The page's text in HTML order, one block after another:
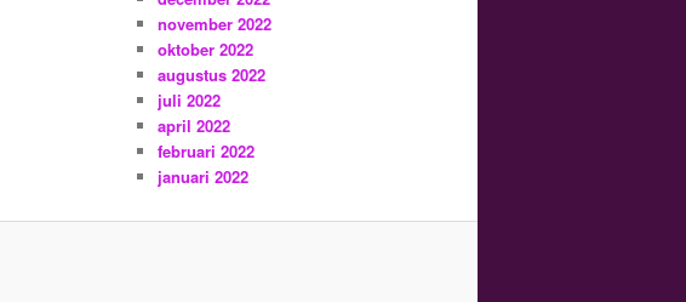
november 2022
oktober 2022
augustus 2022
juli 2022
april 2022
februari 2022
januari 2022